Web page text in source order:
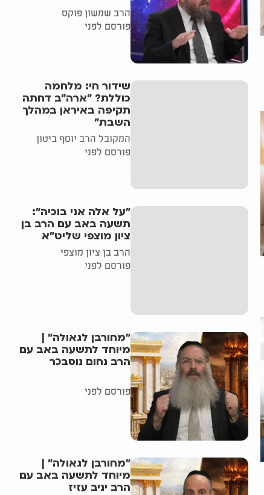
הרב שמשון פוקס
פורסם לפני
שידור חי: מלחמה
כוללת? ״ארה"ב דחתה
תקיפה באיראן במהלך
השבת״
המקובל הרב יוסף ביטון
פורסם לפני
"על אלה אני בוכיה":
תשעה באב עם הרב בן
ציון מוצפי שליט"א
הרב בן ציון מוצפי
פורסם לפני
"מחורבן לגאולה" |
מיוחד לתשעה באב עם
הרב נחום נוסבכר
פורסם לפני
"מחורבן לגאולה" |
מיוחד לתשעה באב עם
הרב יניב עזיז